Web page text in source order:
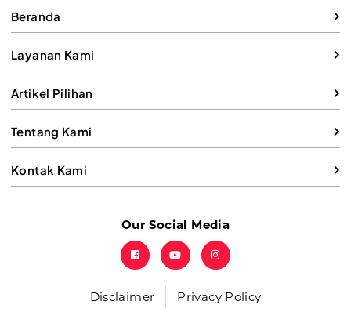
Beranda
Layanan Kami
Artikel Pilihan
Tentang Kami
Kontak Kami
Our Social Media
Disclaimer Privacy Policy